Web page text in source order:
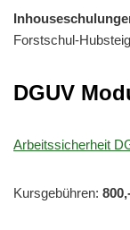
Forstschul-
DGUV
Arbeitssicherheit
Kursgebühren: